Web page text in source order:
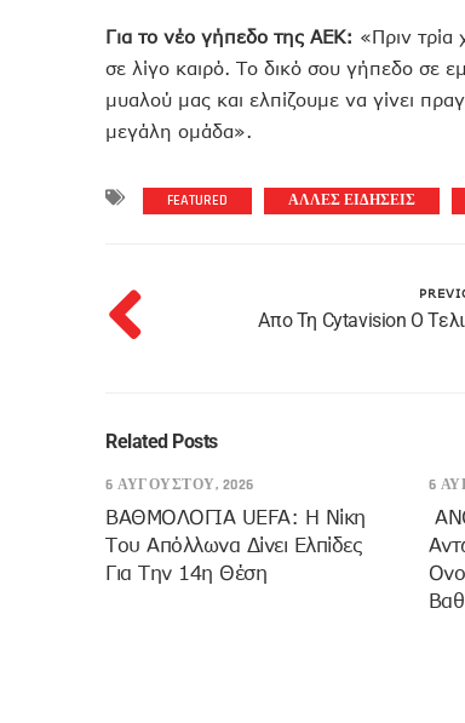
Για το νέο γήπεδο της ΑΕΚ: «Πριν τρία
σε λίγο καιρό. Το δικό σου γήπεδο σε
μυαλού μας και ελπίζουμε να γίνει
μεγάλη ομάδα».
FEATURED ΑΛΛΕΣ ΕΙΔΗΣΕΙΣ
Απο Τη Cytavision Ο
Related Posts
6 ΑΥΓΟΎΣΤΟΥ, 2026
ΒΑΘΜΟΛΟΓΙΑ UEFA: Η Νίκη
Του Απόλλωνα Δίνει Ελπίδες
Για Την 14η Θέση
6